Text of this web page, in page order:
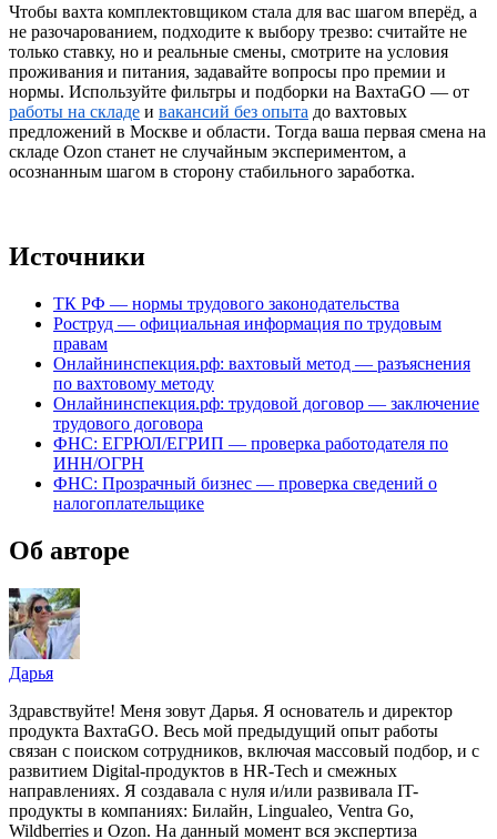
Чтобы вахта комплектовщиком стала для вас шагом вперёд, а
не разочарованием, подходите к выбору трезво: считайте не
только ставку, но и реальные смены, смотрите на условия
проживания и питания, задавайте вопросы про премии и
нормы. Используйте фильтры и подборки на ВахтаGO — от
работы на складе и вакансий без опыта до вахтовых
предложений в Москве и области. Тогда ваша первая смена на
складе Ozon станет не случайным экспериментом, а
осознанным шагом в сторону стабильного заработка.
Источники
ТК РФ — нормы трудового законодательства
Роструд — официальная информация по трудовым
правам
Онлайнинспекция.рф: вахтовый метод — разъяснения
по вахтовому методу
Онлайнинспекция.рф: трудовой договор — заключение
трудового договора
ФНС: ЕГРЮЛ/ЕГРИП — проверка работодателя по
ИНН/ОГРН
ФНС: Прозрачный бизнес — проверка сведений о
налогоплательщике
Об авторе
Дарья
Здравствуйте! Меня зовут Дарья. Я основатель и директор
продукта ВахтаGO. Весь мой предыдущий опыт работы
связан с поиском сотрудников, включая массовый подбор, и с
развитием Digital-продуктов в HR-Tech и смежных
направлениях. Я создавала с нуля и/или развивала IT-
продукты в компаниях: Билайн, Lingualeo, Ventra Go,
Wildberries и Ozon. На данный момент вся экспертиза